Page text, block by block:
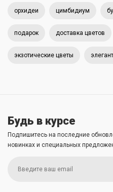
орхидеи цимбидиум
подарок доставка цветов
экзотические цветы
Будь в курсе
Подпишитесь на последние
новинках и специальных